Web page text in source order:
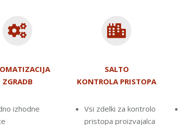
ZGRADB
izhodne
SALTO
KONTROLA PRISTOPA
Vsi zdelki za kontrolo
pristopa proizvajalca